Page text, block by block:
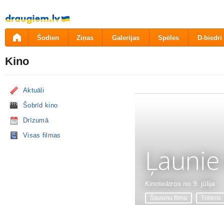
Pāriet
uz
saturu
Šodien Ziņas Galerijas Spēles D-biedri
Kino
Aktuāli
Šobrīd kino
Drīzumā
Visas filmas
Kinoteātros no 9. jūlija
Šausmu filma Trilleris